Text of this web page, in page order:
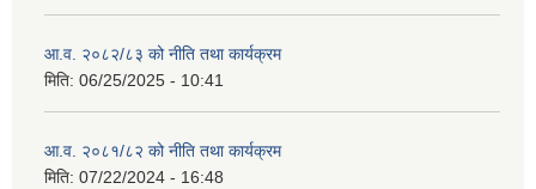
आ.व. २०८२/८३ को नीति तथा कार्यक्रम
मिति: 06/25/2025 - 10:41
आ.व. २०८१/८२ को नीति तथा कार्यक्रम
मिति: 07/22/2024 - 16:48